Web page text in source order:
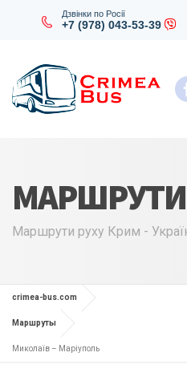
Дзвінки по Росії
+7 (978) 043-53-39
МАРШРУТИ
Маршрути руху Крим -
crimea-bus.com
Маршруты
Миколаїв – Маріуполь